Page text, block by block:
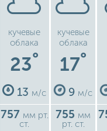
кучевые
облака
23°
13 м/с
757 мм рт.
ст.
кучевые
облака
17°
9 м/с
755 мм
рт. ст.